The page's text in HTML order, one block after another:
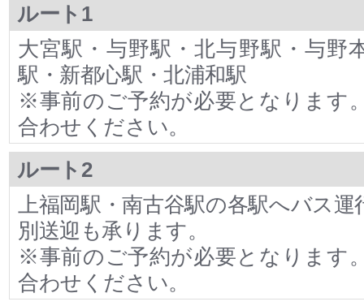
ルート1
大宮駅・与野駅・北与野駅・与野
駅・新都心駅・北浦和駅
※事前のご予約が必要となります
合わせください。
ルート2
上福岡駅・南古谷駅の各駅へバス
別送迎も承ります。
※事前のご予約が必要となります
合わせください。